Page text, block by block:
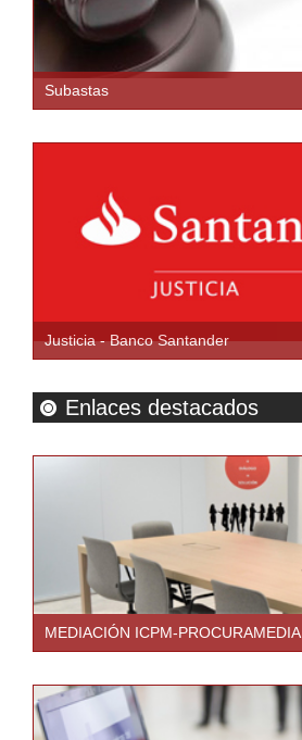
Subastas
Justicia - Banco Santander
Enlaces destacados
MEDIACIÓN ICPM-PROCURAMEDIA